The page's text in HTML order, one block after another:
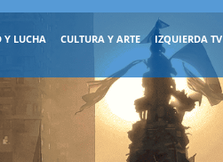
Y LUCHA CULTURA Y ARTE IZQUIERDA TV